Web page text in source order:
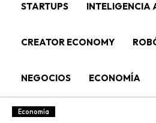
STARTUPS INTELIGENCIA
CREATOR ECONOMY
NEGOCIOS ECONOMÍA
Economía